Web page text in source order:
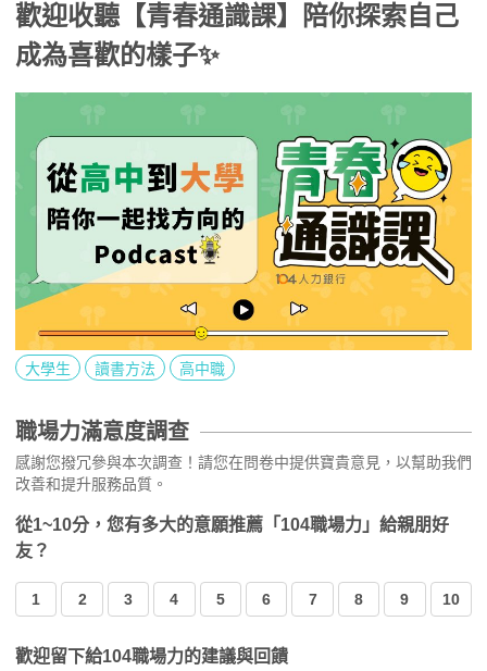
歡迎收聽【青春通識課】陪你探索自己
成為喜歡的樣子✨
大學生 讀書方法 高中職
職場力滿意度調查
感謝您撥冗參與本次調查！請您在問卷中提供寶貴意見，以幫助我們
改善和提升服務品質。
從1~10分，您有多大的意願推薦「104職場力」給親朋好
友？
1 2 3 4 5 6 7 8 9 10
歡迎留下給104職場力的建議與回饋